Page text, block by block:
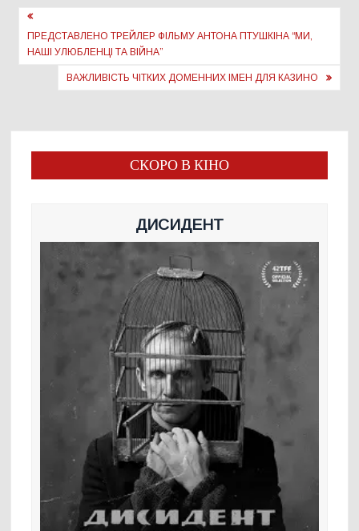
Навігація
записів
ПРЕДСТАВЛЕНО ТРЕЙЛЕР ФІЛЬМУ АНТОНА ПТУШКІНА “МИ,
НАШІ УЛЮБЛЕНЦІ ТА ВІЙНА”
ВАЖЛИВІСТЬ ЧІТКИХ ДОМЕННИХ ІМЕН ДЛЯ КАЗИНО
СКОРО В КІНО
ДИСИДЕНТ